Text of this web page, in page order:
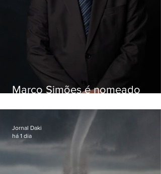
Marco Simões é nomeado
Jornal Daki
há 1 dia